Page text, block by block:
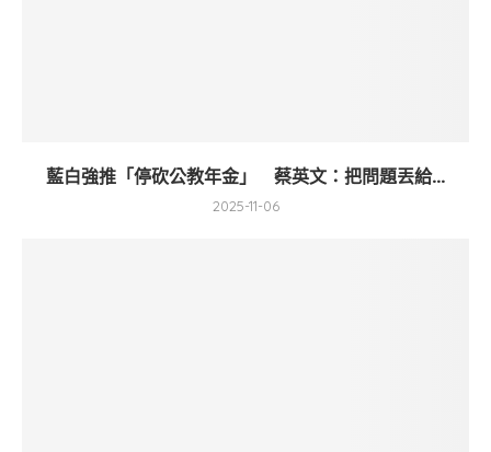
藍白強推「停砍公教年金」 蔡英文：把問題丟給...
2025-11-06